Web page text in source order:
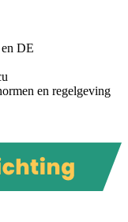
DE
en regelgeving